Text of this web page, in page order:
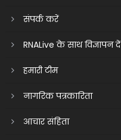
संपर्क करें
RNALive के साथ विज्ञापन दें
हमारी टीम
नागरिक पत्रकारिता
आचार संहिता